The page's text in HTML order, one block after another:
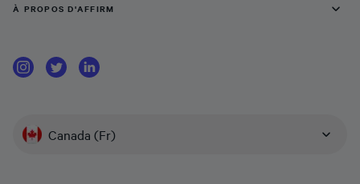
À PROPOS D'AFFIRM
Canada (Fr)